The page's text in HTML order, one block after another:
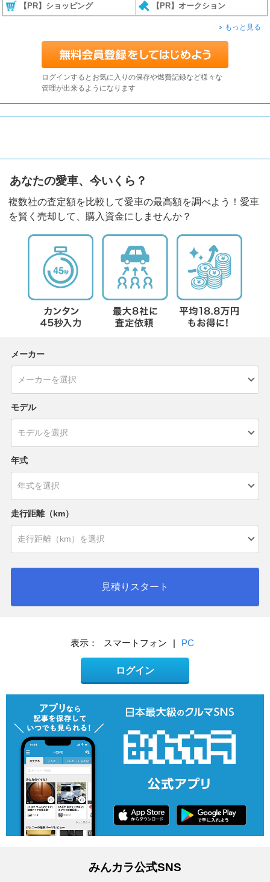
【PR】ショッピング 【PR】オークション
もっと見る
ログインするとお気に入りの保存や燃費記録など様々な
管理が出来るようになります
あなたの愛車、今いくら？
複数社の査定額を比較して愛車の最高額を調べよう！愛車
を賢く売却して、購入資金にしませんか？
メーカー
モデル
年式
走行距離（km）
見積りスタート
表示： スマートフォン | PC
ログイン
みんカラ公式SNS